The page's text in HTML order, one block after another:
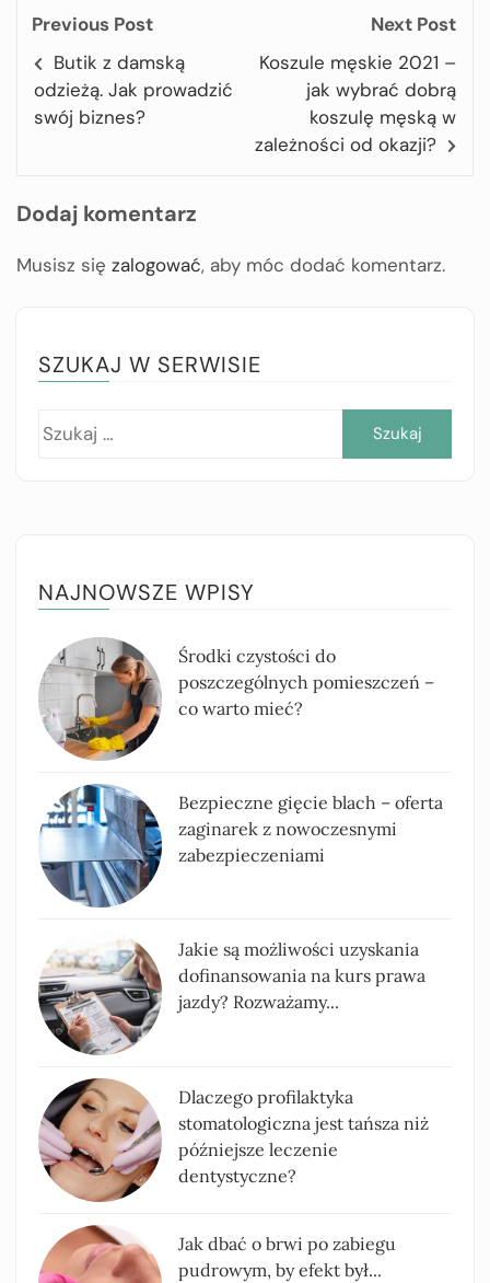
Previous Post
Butik z damską
odzieżą. Jak prowadzić
swój biznes?
Next Post
Koszule męskie 2021 –
jak wybrać dobrą
koszulę męską w
zależności od okazji?
Dodaj komentarz
Musisz się zalogować, aby móc dodać komentarz.
SZUKAJ W SERWISIE
NAJNOWSZE WPISY
Środki czystości do
poszczególnych pomieszczeń –
co warto mieć?
Bezpieczne gięcie blach – oferta
zaginarek z nowoczesnymi
zabezpieczeniami
Jakie są możliwości uzyskania
dofinansowania na kurs prawa
jazdy? Rozważamy...
Dlaczego profilaktyka
stomatologiczna jest tańsza niż
późniejsze leczenie
dentystyczne?
Jak dbać o brwi po zabiegu
pudrowym, by efekt był...